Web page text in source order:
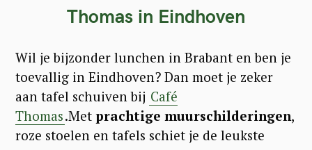
Thomas in Eindhoven
Wil je bijzonder lunchen in Brabant en ben je
toevallig in Eindhoven? Dan moet je zeker
aan tafel schuiven bij Café
Thomas.Met prachtige muurschilderingen,
roze stoelen en tafels schiet je de leukste